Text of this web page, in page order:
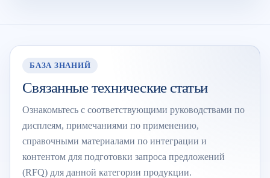
БАЗА ЗНАНИЙ
Связанные технические статьи
Ознакомьтесь с соответствующими руководствами по
дисплеям, примечаниями по применению,
справочными материалами по интеграции и
контентом для подготовки запроса предложений
(RFQ) для данной категории продукции.